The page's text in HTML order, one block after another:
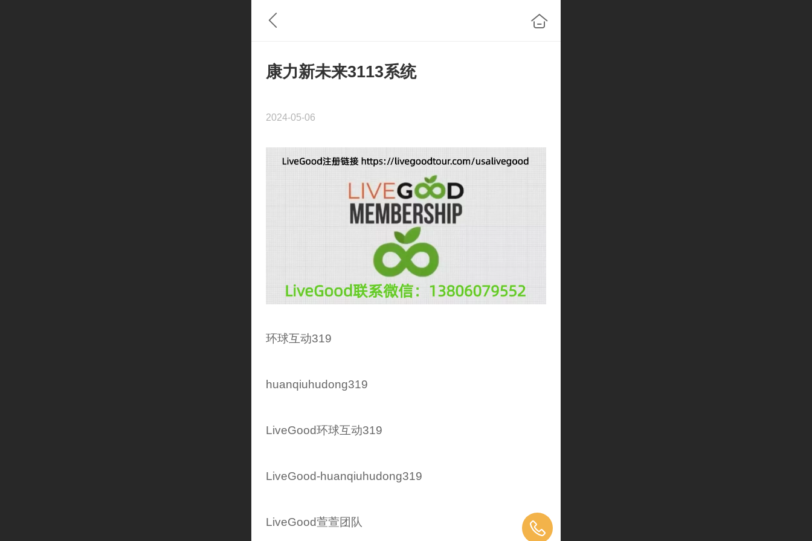
康力新未来3113系统
2024-05-06
环球互动319
huanqiuhudong319
LiveGood环球互动319
LiveGood-huanqiuhudong319
LiveGood萱萱团队